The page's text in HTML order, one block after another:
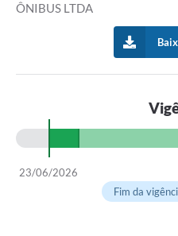
ÔNIBUS LTDA
23/06/2026
Fim da